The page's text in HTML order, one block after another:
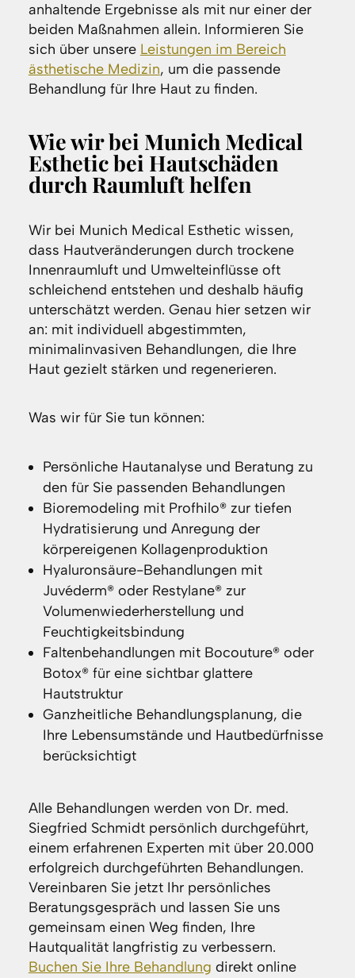
anhaltende Ergebnisse als mit nur einer der
beiden Maßnahmen allein. Informieren Sie
sich über unsere Leistungen im Bereich
ästhetische Medizin, um die passende
Behandlung für Ihre Haut zu finden.
Wie wir bei Munich Medical
Esthetic bei Hautschäden
durch Raumluft helfen
Wir bei Munich Medical Esthetic wissen,
dass Hautveränderungen durch trockene
Innenraumluft und Umwelteinflüsse oft
schleichend entstehen und deshalb häufig
unterschätzt werden. Genau hier setzen wir
an: mit individuell abgestimmten,
minimalinvasiven Behandlungen, die Ihre
Haut gezielt stärken und regenerieren.
Was wir für Sie tun können:
Persönliche Hautanalyse und Beratung zu
den für Sie passenden Behandlungen
Bioremodeling mit Profhilo® zur tiefen
Hydratisierung und Anregung der
körpereigenen Kollagenproduktion
Hyaluronsäure-Behandlungen mit
Juvéderm® oder Restylane® zur
Volumenwiederherstellung und
Feuchtigkeitsbindung
Faltenbehandlungen mit Bocouture® oder
Botox® für eine sichtbar glattere
Hautstruktur
Ganzheitliche Behandlungsplanung, die
Ihre Lebensumstände und Hautbedürfnisse
berücksichtigt
Alle Behandlungen werden von Dr. med.
Siegfried Schmidt persönlich durchgeführt,
einem erfahrenen Experten mit über 20.000
erfolgreich durchgeführten Behandlungen.
Vereinbaren Sie jetzt Ihr persönliches
Beratungsgespräch und lassen Sie uns
gemeinsam einen Weg finden, Ihre
Hautqualität langfristig zu verbessern.
Buchen Sie Ihre Behandlung direkt online